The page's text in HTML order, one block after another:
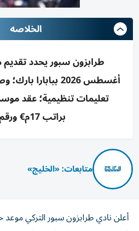
الخلاصه
براتب 17م€ ورقم 10
متابعات: «الخليج»
أعلن نادي طرابزون سبور التركي موعد